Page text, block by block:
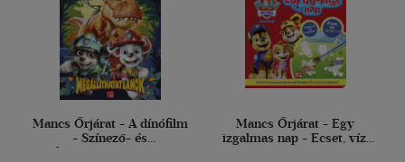
Mancs Őrjárat - A dínófilm
- Színező- és
foglalkoztatókönyv
Mancs Őrjárat - Egy
izgalmas nap - Ecset, víz,